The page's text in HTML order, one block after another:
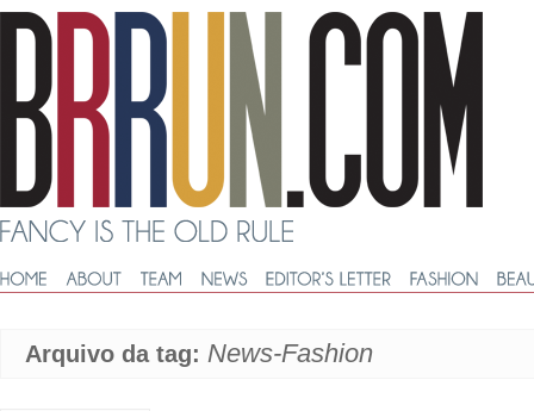
Arquivo da tag: News-Fashion